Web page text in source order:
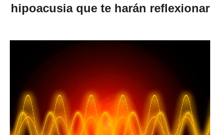
hipoacusia que te harán reflexionar